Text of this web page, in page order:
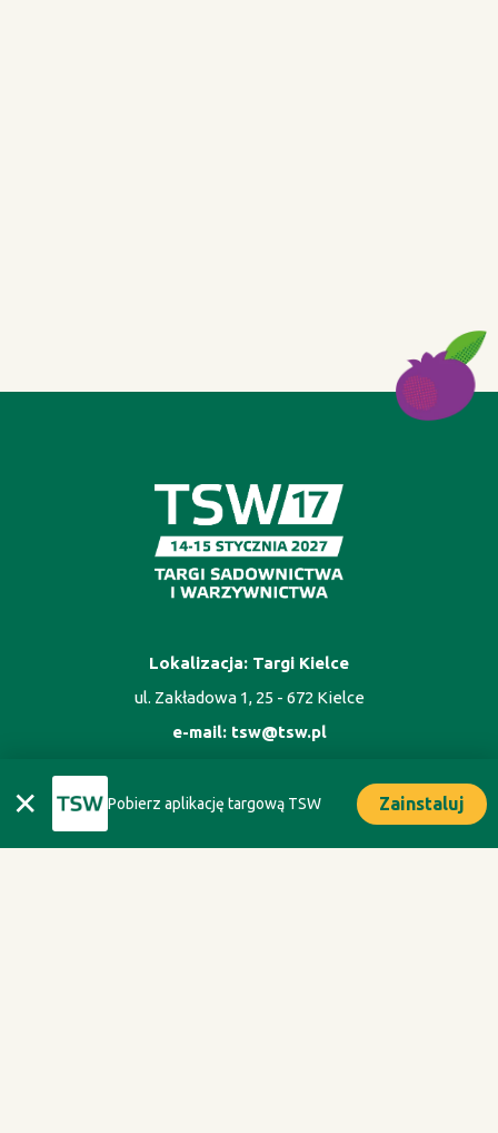
✕ Pobierz aplikację targową TSW Zainstaluj
Lokalizacja: Targi Kielce
ul. Zakładowa 1, 25 - 672 Kielce
e-mail: tsw@tsw.pl
ORGANIZATOR